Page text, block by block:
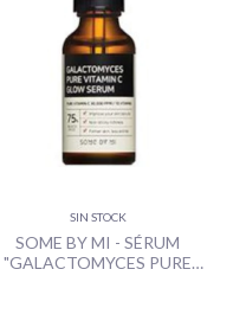
SIN STOCK
SOME BY MI - SÉRUM
"GALACTOMYCES PURE